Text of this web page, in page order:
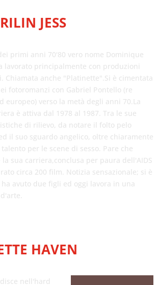
JESS
primi anni 70'80 vero nome Dominique
lavorato principalmente con produzioni
Chiamata anche "Platinette".Si è cimentata
fotoromanzi con Gabriel Pontello (re
europeo) verso la metà degli anni 70.La
è attiva dal 1978 al 1987. Tra le sue
di rilievo, da notare il folto pelo
il suo sguardo angelico, oltre chiaramente
per le scene di sesso. Pare che
sua carriera,conclusa per paura dell'AIDS
circa 200 film. Notizia sensazionale; si è
avuto due figli ed oggi lavora in una
HAVEN
nell'hard